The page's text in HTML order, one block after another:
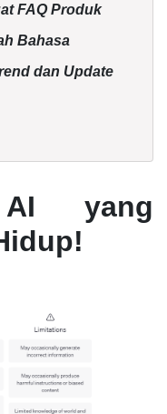
FAQ Produk
Bahasa
dan Update
yang